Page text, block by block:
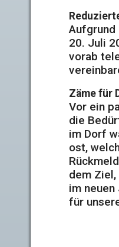
Aufgrund
20. Juli
vorab
Zäme für
Vor ein
die
im Dorf
ost,
dem
im
für